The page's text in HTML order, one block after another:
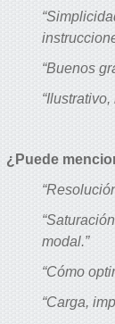
“Buenos
¿Puede
modal.”
“Cómo
“Carga,